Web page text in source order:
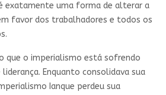
exatamente uma forma de alterar a
favor dos trabalhadores e todos os
que o imperialismo está sofrendo
Enquanto consolidava sua
Ianque perdeu sua